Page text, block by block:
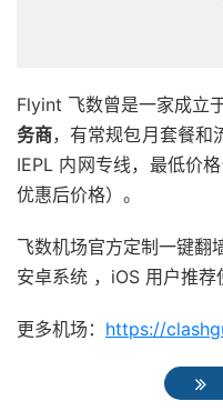
Flyint 飞数曾是一家成立
务商，有常规包月套餐和
IEPL 内网专线，最低价
优惠后价格）。
飞数机场官方定制一键
安卓系统 ，iOS 用户推
更多机场： https://